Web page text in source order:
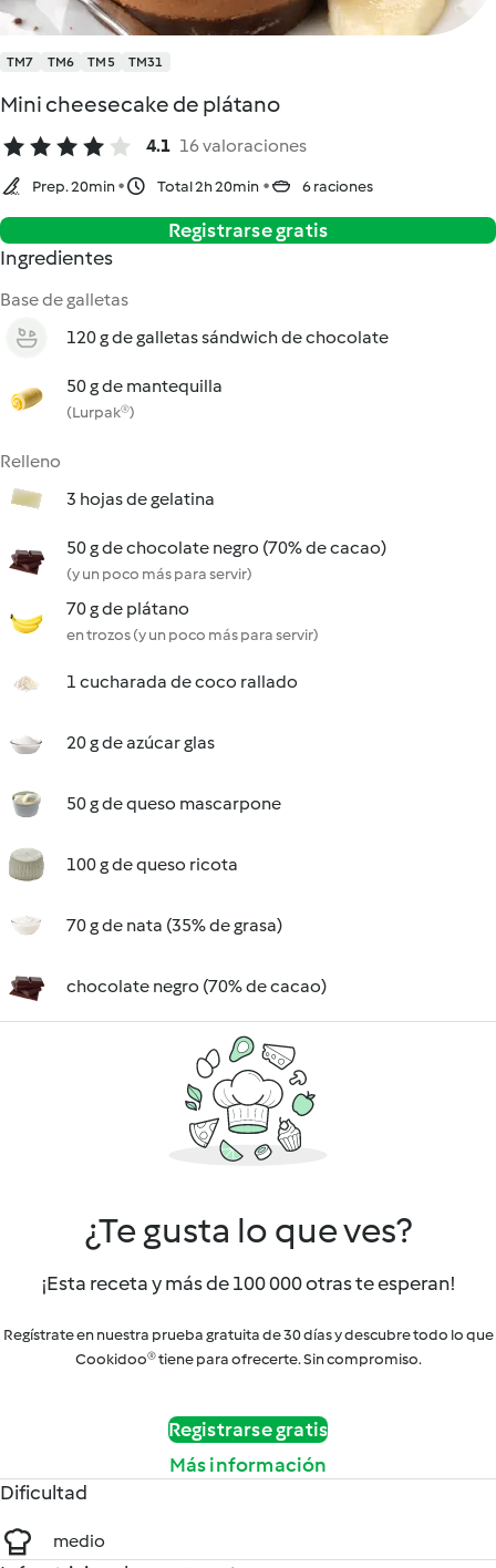
TM7 TM6 TM5 TM31
Mini cheesecake de plátano
4.1 16 valoraciones
Prep. 20min Total 2h 20min 6 raciones
Registrarse gratis
Ingredientes
Base de galletas
120 g de galletas sándwich de chocolate
50 g de mantequilla
(Lurpak®)
Relleno
3 hojas de gelatina
50 g de chocolate negro (70% de cacao)
(y un poco más para servir)
70 g de plátano
en trozos (y un poco más para servir)
1 cucharada de coco rallado
20 g de azúcar glas
50 g de queso mascarpone
100 g de queso ricota
70 g de nata (35% de grasa)
chocolate negro (70% de cacao)
¿Te gusta lo que ves?
¡Esta receta y más de 100 000 otras te esperan!
Regístrate en nuestra prueba gratuita de 30 días y descubre todo lo que
Cookidoo® tiene para ofrecerte. Sin compromiso.
Registrarse gratis
Más información
Dificultad
medio